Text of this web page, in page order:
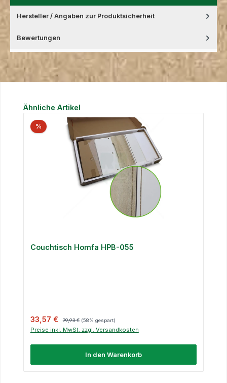
Hersteller / Angaben zur Produktsicherheit
Bewertungen
Produktgalerie überspringen
Ähnliche Artikel
%
Couchtisch Homfa HPB-055
Verkaufspreis:
33,57 € 79,93 € (58% gespart)
Preise inkl. MwSt. zzgl. Versandkosten
In den Warenkorb